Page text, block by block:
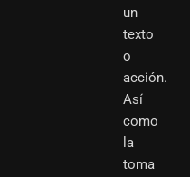
un
texto
o
acción.
Así
como
la
toma